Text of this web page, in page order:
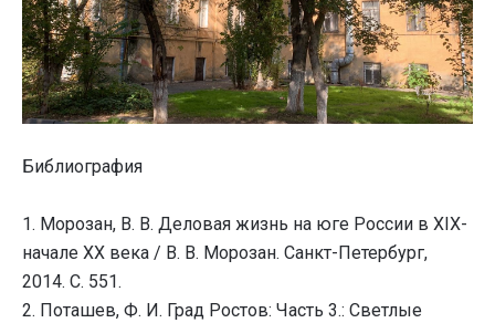
Библиография
1. Морозан, В. В. Деловая жизнь на юге России в XIX-
начале XX века / В. В. Морозан. Санкт-Петербург,
2014. С. 551.
2. Поташев, Ф. И. Град Ростов: Часть 3.: Светлые